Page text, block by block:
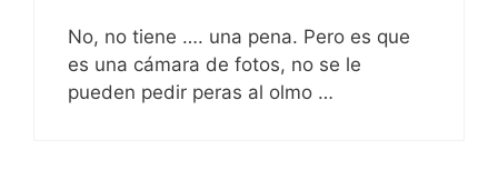
No, no tiene …. una pena. Pero es que
es una cámara de fotos, no se le
pueden pedir peras al olmo …